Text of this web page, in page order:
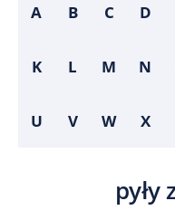
A B C D
K L M N
U V W X
pyły